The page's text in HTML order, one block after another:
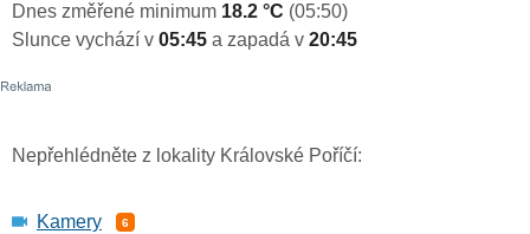
Dnes změřené minimum 18.2 °C (05:50)
Slunce vychází v 05:45 a zapadá v 20:45
Nepřehlédněte z lokality Královské Poříčí:
Kamery 6